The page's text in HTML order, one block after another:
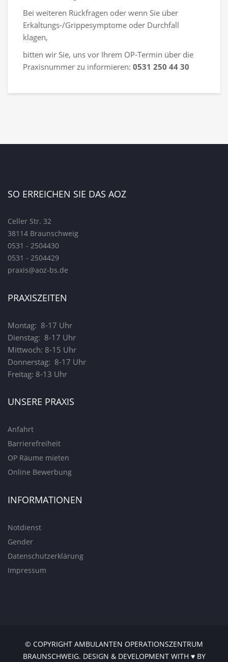
Bei weiteren Rückfragen oder wenn Sie über
Erkältungs-/Grippesymptome oder Durchfall
klagen,
bitten wir Sie, uns vor Ihrem OP-Termin über die
Praxisnummer zu informieren: 0531 250 44 30
SO ERREICHEN SIE DAS AOZ
Celler Str. 32
38114 Braunschweig
0531 - 2504430
0531 - 2504429
praxis@aoz-bs.de
PRAXISZEITEN
Montag: 8-17 Uhr
Dienstag: 8-17 Uhr
Mittwoch: 8-15 Uhr
Donnerstag: 8-17 Uhr
Freitag: 8-13 Uhr
UNSERE PRAXIS
Anfahrt
Barrierefreiheit
OP Räume mieten
Online Bewerbung
INFORMATIONEN
Notdienst
Gender
Datenschutzerklärung
Impressum
© COPYRIGHT AMBULANTEN OPERATIONSZENTRUM
BRAUNSCHWEIG. DESIGN & DEVELOPMENT WITH ♥ BY